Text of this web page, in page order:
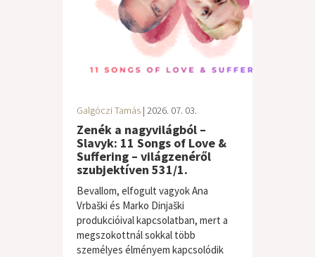
Galgóczi Tamás | 2026. 07. 03.
Zenék a nagyvilágból –
Slavyk: 11 Songs of Love &
Suffering – világzenéről
szubjektíven 531/1.
Bevallom, elfogult vagyok Ana
Vrbaški és Marko Dinjaški
produkcióival kapcsolatban, mert a
megszokottnál sokkal több
személyes élményem kapcsolódik